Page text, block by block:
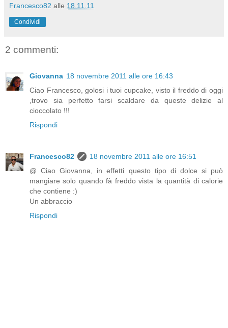
Francesco82 alle 18.11.11
Condividi
2 commenti:
Giovanna 18 novembre 2011 alle ore 16:43
Ciao Francesco, golosi i tuoi cupcake, visto il freddo di oggi
,trovo sia perfetto farsi scaldare da queste delizie al
cioccolato !!!
Rispondi
Francesco82
18 novembre 2011 alle ore 16:51
@ Ciao Giovanna, in effetti questo tipo di dolce si può
mangiare solo quando fà freddo vista la quantità di calorie
che contiene :)
Un abbraccio
Rispondi